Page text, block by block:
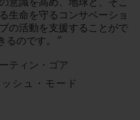
意識を高め、地球と、そこ
生命を守るコンサベーショ
の活動を支援することがで
るのです。”
ティン・ゴア
シュ・モード